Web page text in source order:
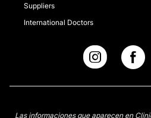
Suppliers
International Doctors
Las informaciones que aparecen en